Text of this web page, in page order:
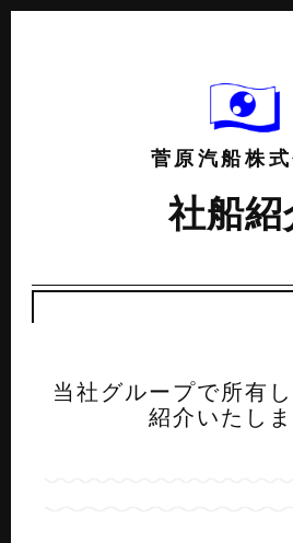
菅原汽船株
社船
当社グループで所有
紹介いたしま